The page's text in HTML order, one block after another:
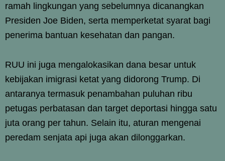
ramah lingkungan yang sebelumnya dicanangkan
Presiden Joe Biden, serta memperketat syarat bagi
penerima bantuan kesehatan dan pangan.
RUU ini juga mengalokasikan dana besar untuk
kebijakan imigrasi ketat yang didorong Trump. Di
antaranya termasuk penambahan puluhan ribu
petugas perbatasan dan target deportasi hingga satu
juta orang per tahun. Selain itu, aturan mengenai
peredam senjata api juga akan dilonggarkan.